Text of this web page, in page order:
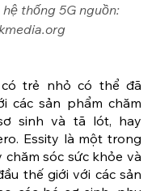
thống 5G nguồn:
trẻ nhỏ có thể đã
các sản phẩm chăm
sinh và tã lót, hay
Essity là một trong
sóc sức khỏe và
thế giới với các sản